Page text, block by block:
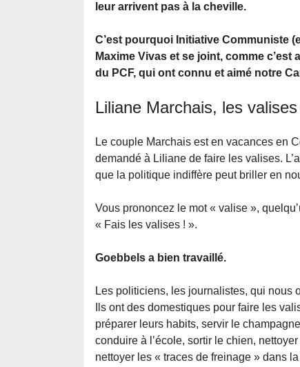
leur arrivent pas à la cheville.
C’est pourquoi Initiative Communiste
Maxime Vivas et se joint, comme
du PCF, qui ont connu et aimé notre
Liliane Marchais, les
Le couple Marchais est en vacances en
demandé à Liliane de faire les valises.
que la politique indiffère peut briller en
Vous prononcez le mot « valise »,
« Fais les valises ! ».
Goebbels a bien travaillé.
Les politiciens, les journalistes, qui nous
Ils ont des domestiques pour faire les
préparer leurs habits, servir le
conduire à l’école, sortir le chien,
nettoyer les « traces de freinage » dans